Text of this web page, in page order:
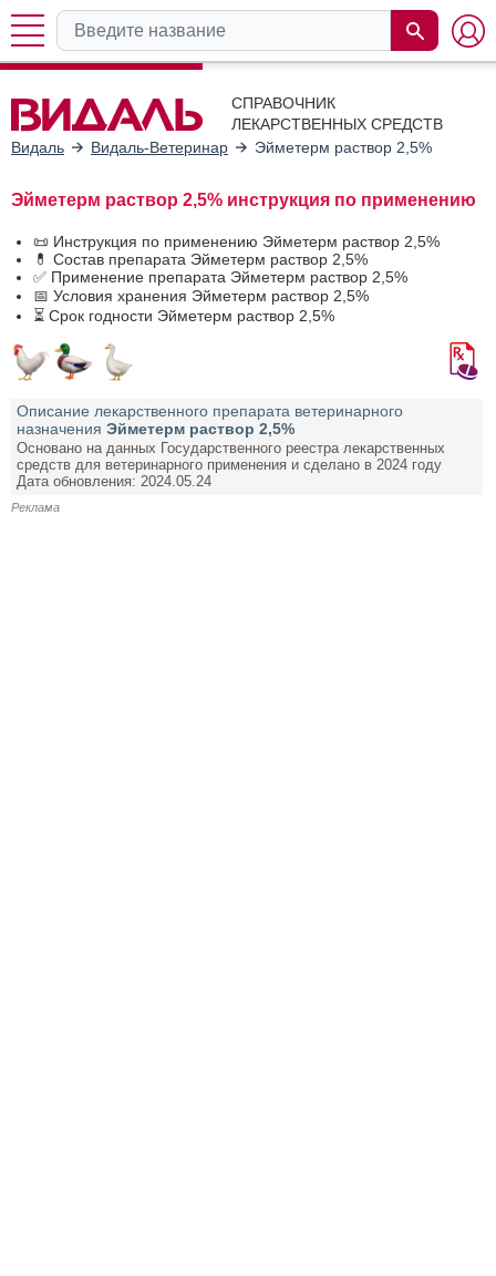
СПРАВОЧНИК
ЛЕКАРСТВЕННЫХ СРЕДСТВ
Видаль
Видаль-Ветеринар Эйметерм раствор 2,5%
Эйметерм раствор 2,5% инструкция по применению
📜 Инструкция по применению Эйметерм раствор 2,5%
💊 Состав препарата Эйметерм раствор 2,5%
✅ Применение препарата Эйметерм раствор 2,5%
📅 Условия хранения Эйметерм раствор 2,5%
⏳ Срок годности Эйметерм раствор 2,5%
Описание лекарственного препарата ветеринарного
назначения Эйметерм раствор 2,5%
Основано на данных Государственного реестра лекарственных
средств для ветеринарного применения и сделано в 2024 году
Дата обновления: 2024.05.24
Реклама